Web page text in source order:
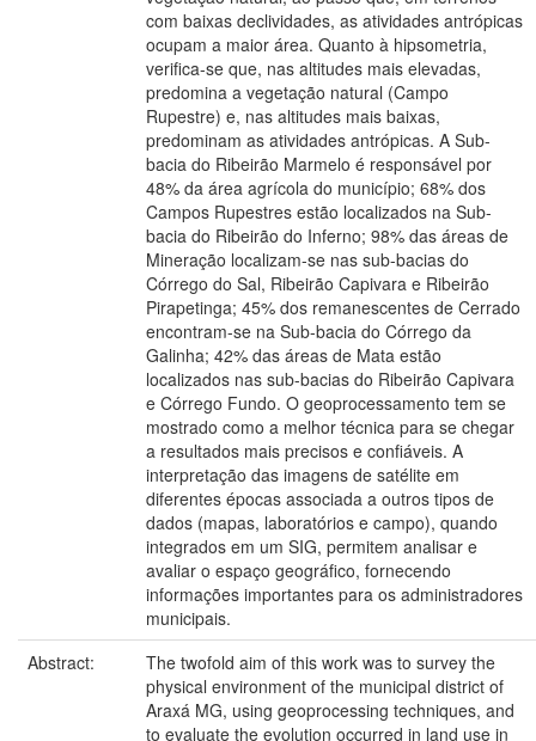
com baixas declividades, as atividades antrópicas
ocupam a maior área. Quanto à hipsometria,
verifica-se que, nas altitudes mais elevadas,
predomina a vegetação natural (Campo
Rupestre) e, nas altitudes mais baixas,
predominam as atividades antrópicas. A Sub-
bacia do Ribeirão Marmelo é responsável por
48% da área agrícola do município; 68% dos
Campos Rupestres estão localizados na Sub-
bacia do Ribeirão do Inferno; 98% das áreas de
Mineração localizam-se nas sub-bacias do
Córrego do Sal, Ribeirão Capivara e Ribeirão
Pirapetinga; 45% dos remanescentes de Cerrado
encontram-se na Sub-bacia do Córrego da
Galinha; 42% das áreas de Mata estão
localizados nas sub-bacias do Ribeirão Capivara
e Córrego Fundo. O geoprocessamento tem se
mostrado como a melhor técnica para se chegar
a resultados mais precisos e confiáveis. A
interpretação das imagens de satélite em
diferentes épocas associada a outros tipos de
dados (mapas, laboratórios e campo), quando
integrados em um SIG, permitem analisar e
avaliar o espaço geográfico, fornecendo
informações importantes para os administradores
municipais.
Abstract:
The twofold aim of this work was to survey the
physical environment of the municipal district of
Araxá MG, using geoprocessing techniques, and
to evaluate the evolution occurred in land use in